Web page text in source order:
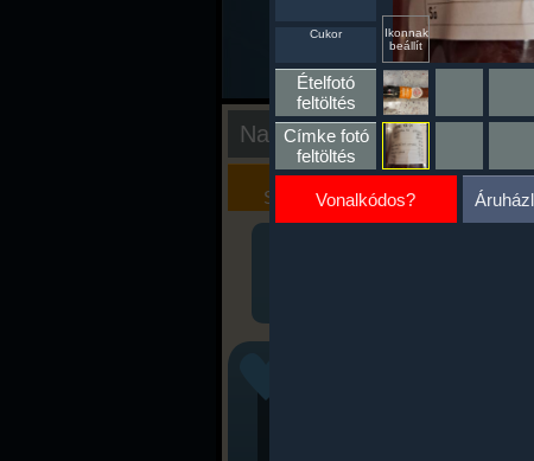
Nap kiértékelése
Kalória
Szimulátor
Szöveges
Értékelés
Ikonnak
beállít
Cukor
Ételfotó
feltöltés
Címke fotó
feltöltés
Vonalkódos?